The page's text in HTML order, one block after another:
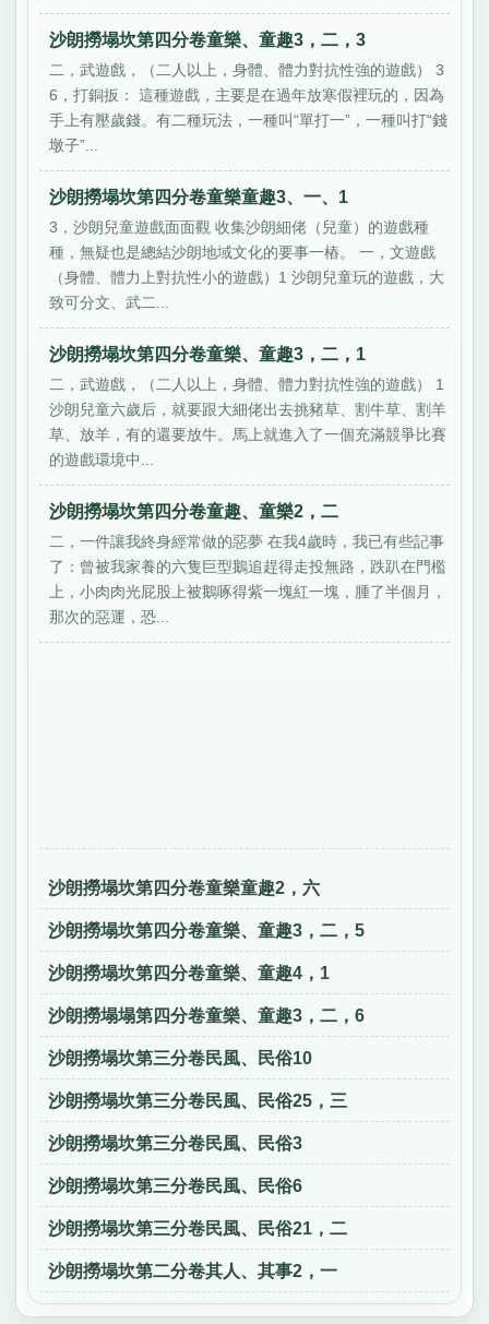
沙朗撈塌坎第四分卷童樂、童趣3，二，3
二，武遊戲，（二人以上，身體、體力對抗性強的遊戲） 3
6，打銅扳： 這種遊戲，主要是在過年放寒假裡玩的，因為
手上有壓歲錢。有二種玩法，一種叫“單打一”，一種叫打“錢
墩子”...
沙朗撈塌坎第四分卷童樂童趣3、一、1
3，沙朗兒童遊戲面面觀 收集沙朗細佬（兒童）的遊戲種
種，無疑也是總結沙朗地域文化的要事一樁。 一，文遊戲
（身體、體力上對抗性小的遊戲）1 沙朗兒童玩的遊戲，大
致可分文、武二...
沙朗撈塌坎第四分卷童樂、童趣3，二，1
二，武遊戲，（二人以上，身體、體力對抗性強的遊戲） 1
沙朗兒童六歲后，就要跟大細佬出去挑豬草、割牛草、割羊
草、放羊，有的還要放牛。馬上就進入了一個充滿競爭比賽
的遊戲環境中...
沙朗撈塌坎第四分卷童趣、童樂2，二
二，一件讓我終身經常做的惡夢 在我4歲時，我已有些記事
了：曾被我家養的六隻巨型鵝追趕得走投無路，跌趴在門檻
上，小肉肉光屁股上被鵝啄得紫一塊紅一塊，腫了半個月，
那次的惡運，恐...
沙朗撈塌坎第四分卷童樂童趣2，六
沙朗撈塌坎第四分卷童樂、童趣3，二，5
沙朗撈塌坎第四分卷童樂、童趣4，1
沙朗撈塌塌第四分卷童樂、童趣3，二，6
沙朗撈塌坎第三分卷民風、民俗10
沙朗撈塌坎第三分卷民風、民俗25，三
沙朗撈塌坎第三分卷民風、民俗3
沙朗撈塌坎第三分卷民風、民俗6
沙朗撈塌坎第三分卷民風、民俗21，二
沙朗撈塌坎第二分卷其人、其事2，一